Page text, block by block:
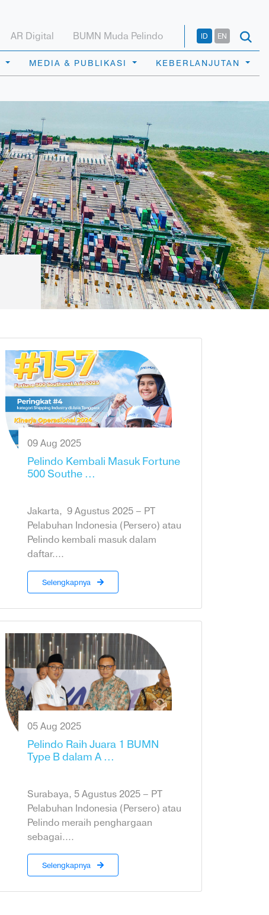
AR Digital BUMN Muda Pelindo ID EN
MEDIA & PUBLIKASI KEBERLANJUTAN
09 Aug 2025
Pelindo Kembali Masuk Fortune
500 Southe ...
Jakarta, 9 Agustus 2025 – PT
Pelabuhan Indonesia (Persero) atau
Pelindo kembali masuk dalam
daftar....
Selengkapnya
05 Aug 2025
Pelindo Raih Juara 1 BUMN
Type B dalam A ...
Surabaya, 5 Agustus 2025 – PT
Pelabuhan Indonesia (Persero) atau
Pelindo meraih penghargaan
sebagai....
Selengkapnya